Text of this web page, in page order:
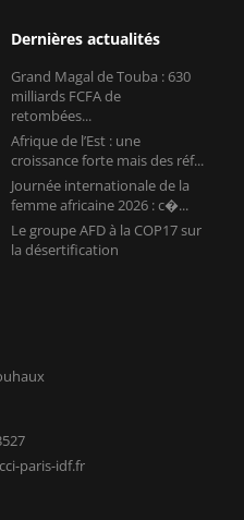
Dernières actualités
Grand Magal de Touba : 630
milliards FCFA de
retombées...
Afrique de l’Est : une
croissance forte mais des réf...
Journée internationale de la
femme africaine 2026 : c�...
Le groupe AFD à la COP17 sur
la désertification
paris-idf.fr